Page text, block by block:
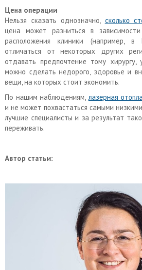
Цена операции
Нельзя сказать однозначно, сколько
цена может разниться в
расположения клиники (например,
отличаться от некоторых других
отдавать предпочтение тому хирургу,
можно сделать недорого, здоровье и
вещи, на которых стоит экономить.
По нашим наблюдениям, лазерная
и не может похвастаться самыми
лучшие специалисты и за результат
переживать.
Автор статьи: